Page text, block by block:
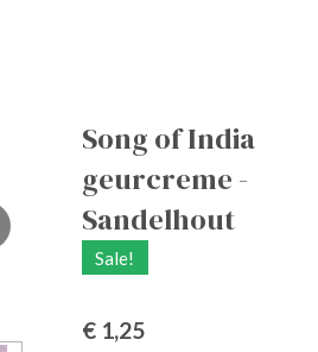
Song of India
geurcreme -
Sandelhout
Sale!
€ 1,25